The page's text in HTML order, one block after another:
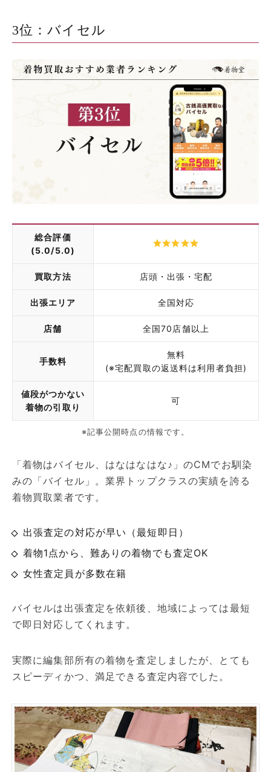
3位：バイセル
総合評価
(5.0/5.0)
買取方法 店頭・出張・宅配
出張エリア 全国対応
店舗 全国70店舗以上
手数料
無料
(※宅配買取の返送料は利用者負担)
値段がつかない
着物の引取り
可
※記事公開時点の情報です。
「着物はバイセル、はなはなはな♪」のCMでお馴染
みの「バイセル」。業界トップクラスの実績を誇る
着物買取業者です。
出張査定の対応が早い（最短即日）
着物1点から、難ありの着物でも査定OK
女性査定員が多数在籍
バイセルは出張査定を依頼後、地域によっては最短
で即日対応してくれます。
実際に編集部所有の着物を査定しましたが、とても
スピーディかつ、満足できる査定内容でした。